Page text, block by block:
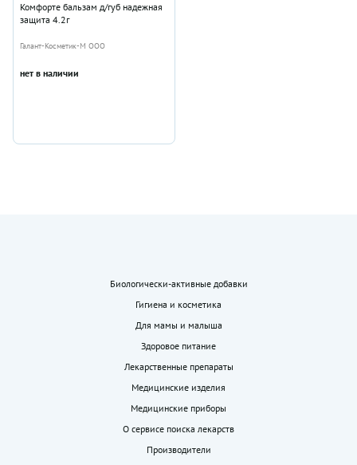
Комфорте бальзам д/губ надежная
защита 4.2г
Галант-Косметик-М ООО
нет в наличии
Биологически-активные добавки
Гигиена и косметика
Для мамы и малыша
Здоровое питание
Лекарственные препараты
Медицинские изделия
Медицинские приборы
О сервисе поиска лекарств
Производители